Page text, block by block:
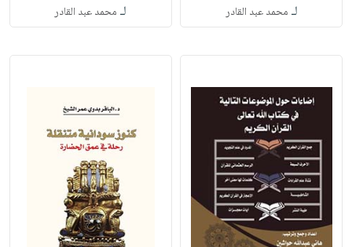
لـ محمد عبد القادر لـ محمد عبد القادر